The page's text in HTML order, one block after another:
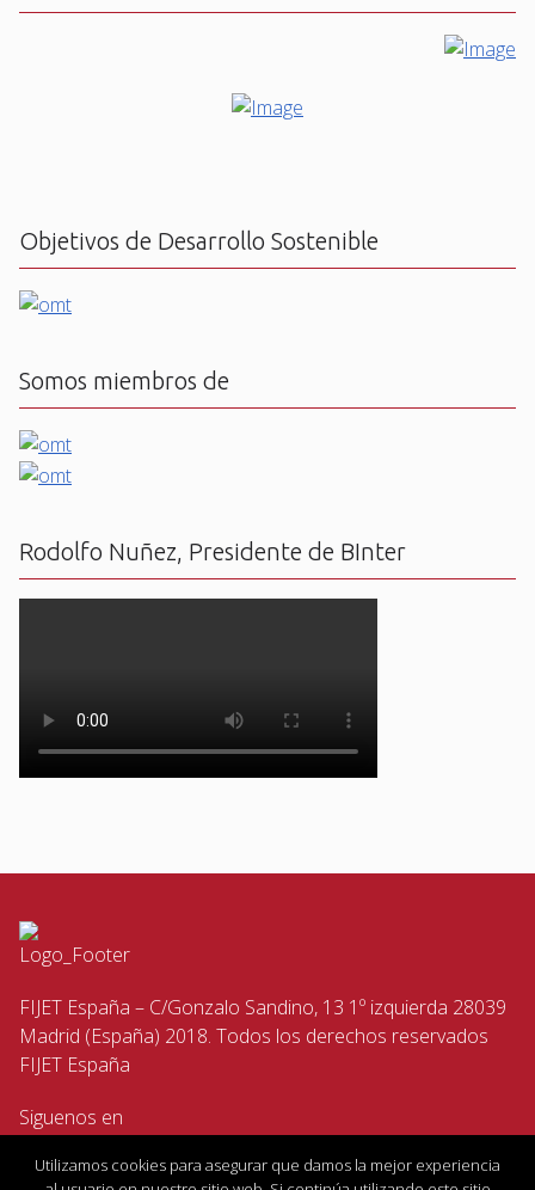
Objetivos de Desarrollo Sostenible
Somos miembros de
Rodolfo Nuñez, Presidente de BInter
FIJET España – C/Gonzalo Sandino, 13 1º izquierda 28039
Madrid (España) 2018. Todos los derechos reservados
FIJET España
Siguenos en
Utilizamos cookies para asegurar que damos la mejor experiencia